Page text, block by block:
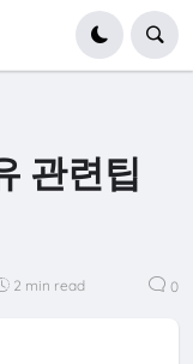
관련팁
2 min read 0